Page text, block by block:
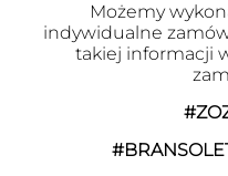
Możemy
indywidualne
takiej informacji